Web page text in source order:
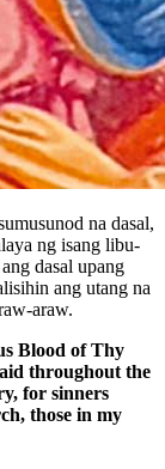
na dasal,
ng isang libu-
dasal upang
ang utang na
araw.
Blood of Thy
throughout the
for sinners
those in my